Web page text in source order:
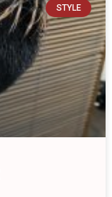
STYLE